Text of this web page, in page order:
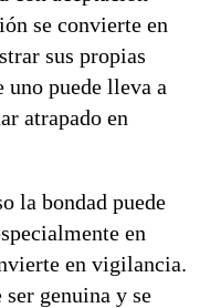
se convierte en
sus propias
uno puede lleva a
atrapado en
la bondad puede
en
en vigilancia.
ser genuina y se